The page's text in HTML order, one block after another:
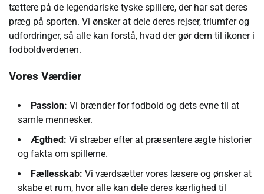
tættere på de legendariske tyske spillere, der har sat deres
præg på sporten. Vi ønsker at dele deres rejser, triumfer og
udfordringer, så alle kan forstå, hvad der gør dem til ikoner i
fodboldverdenen.
Vores Værdier
Passion: Vi brænder for fodbold og dets evne til at
samle mennesker.
Ægthed: Vi stræber efter at præsentere ægte historier
og fakta om spillerne.
Fællesskab: Vi værdsætter vores læsere og ønsker at
skabe et rum, hvor alle kan dele deres kærlighed til